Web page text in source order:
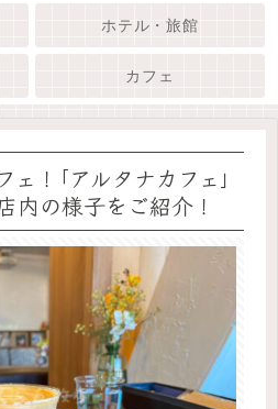
ホテル・旅館
カフェ
ェ！｢アルタナカフェ｣
内の様子をご紹介！